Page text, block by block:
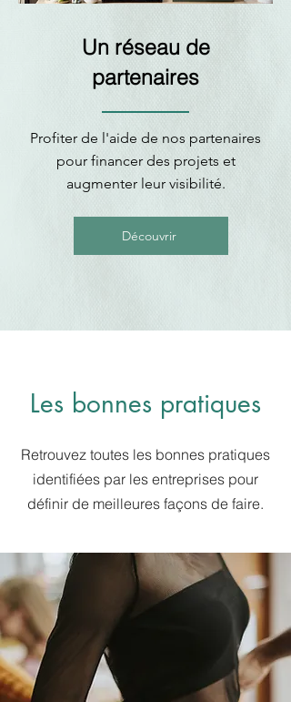
Un réseau de
partenaires
Profiter de l'aide de nos partenaires
pour financer des projets et
augmenter leur visibilité.
Découvrir
Les bonnes pratiques
Retrouvez toutes les bonnes pratiques
identifiées par les entreprises pour
définir de meilleures façons de faire.